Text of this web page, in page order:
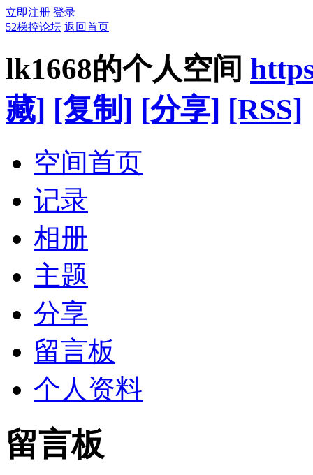
立即注册 登录
52梯控论坛 返回首页
lk1668的个人空间
藏] [复制] [分享] [RSS]
空间首页
记录
相册
主题
分享
留言板
个人资料
留言板